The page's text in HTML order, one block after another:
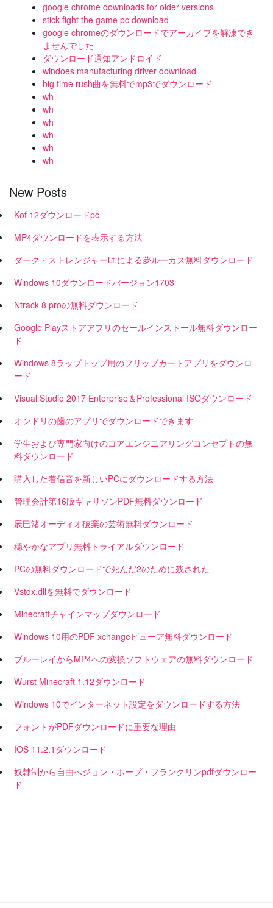
google chrome downloads for older versions
stick fight the game pc download
google chromeのダウンロードでアーカイブを解凍でき
ませんでした
ダウンロード通知アンドロイド
windoes manufacturing driver download
big time rush曲を無料でmp3でダウンロード
wh
wh
wh
wh
wh
wh
New Posts
Kof 12ダウンロードpc
MP4ダウンロードを表示する方法
ダーク・ストレンジャーi.t.による夢ルーカス無料ダウンロード
Windows 10ダウンロードバージョン1703
Ntrack 8 proの無料ダウンロード
Google Playストアアプリのセールインストール無料ダウンロー
ド
Windows 8ラップトップ用のフリップカートアプリをダウンロ
ード
Visual Studio 2017 Enterprise＆Professional ISOダウンロード
オンドリの歯のアプリでダウンロードできます
学生および専門家向けのコアエンジニアリングコンセプトの無
料ダウンロード
購入した着信音を新しいPCにダウンロードする方法
管理会計第16版ギャリソンPDF無料ダウンロード
辰巳渚オーディオ破棄の芸術無料ダウンロード
穏やかなアプリ無料トライアルダウンロード
PCの無料ダウンロードで死んだ2のために残された
Vstdx.dllを無料でダウンロード
Minecraftチャインマップダウンロード
Windows 10用のPDF xchangeビューア無料ダウンロード
ブルーレイからMP4への変換ソフトウェアの無料ダウンロード
Wurst Minecraft 1.12ダウンロード
Windows 10でインターネット設定をダウンロードする方法
フォントがPDFダウンロードに重要な理由
IOS 11.2.1ダウンロード
奴隷制から自由へジョン・ホープ・フランクリンpdfダウンロー
ド